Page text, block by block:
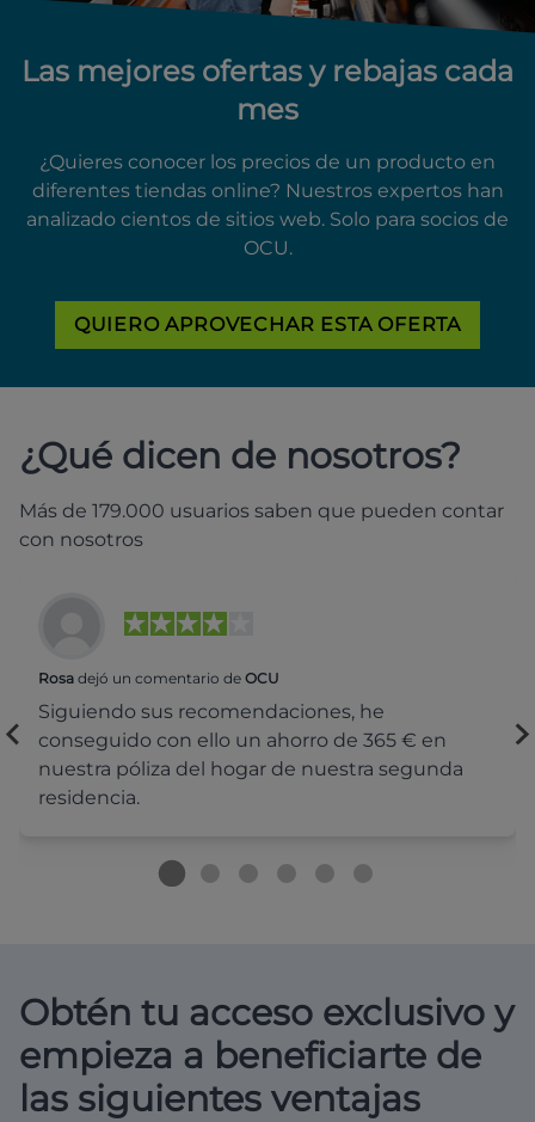
Las mejores ofertas y rebajas cada
mes
¿Quieres conocer los precios de un producto en
diferentes tiendas online? Nuestros expertos han
analizado cientos de sitios web. Solo para socios de
OCU.
QUIERO APROVECHAR ESTA OFERTA
¿Qué dicen de nosotros?
Más de 179.000 usuarios saben que pueden contar
con nosotros
Rosa dejó un comentario de OCU
Siguiendo sus recomendaciones, he
conseguido con ello un ahorro de 365 € en
nuestra póliza del hogar de nuestra segunda
residencia.
Obtén tu acceso exclusivo y
empieza a beneficiarte de
las siguientes ventajas